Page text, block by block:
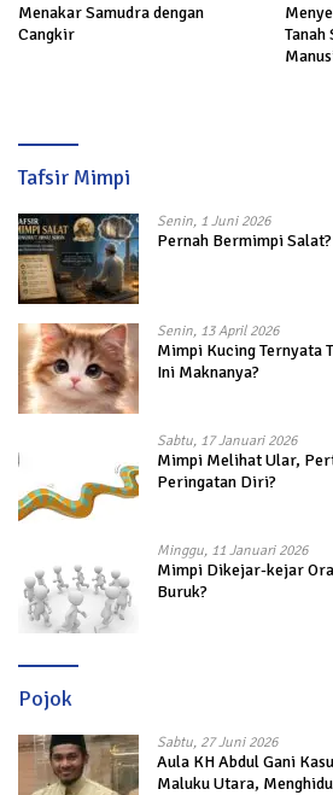
Menakar Samudra dengan
Cangkir
Tanah
Tafsir Mimpi
Senin, 1 Juni 2026
Pernah Bermimpi
Senin, 13 April 2026
Mimpi Kucing Ternyata
Ini Maknanya?
Sabtu, 17 Januari 2026
Mimpi Melihat Ular,
Peringatan Diri?
Minggu, 11 Januari 2026
Mimpi Dikejar-kejar
Buruk?
Pojok
Sabtu, 27 Juni 2026
Aula KH Abdul Gani
Maluku Utara,